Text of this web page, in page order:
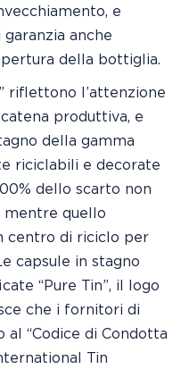
e
anche
della bottiglia.
riflettono l’attenzione
produttiva, e
della gamma
riciclabili e decorate
dello scarto non
mentre quello
centro di riciclo per
capsule in stagno
“Pure Tin”, il logo
che i fornitori di
al “Codice di Condotta
Tin